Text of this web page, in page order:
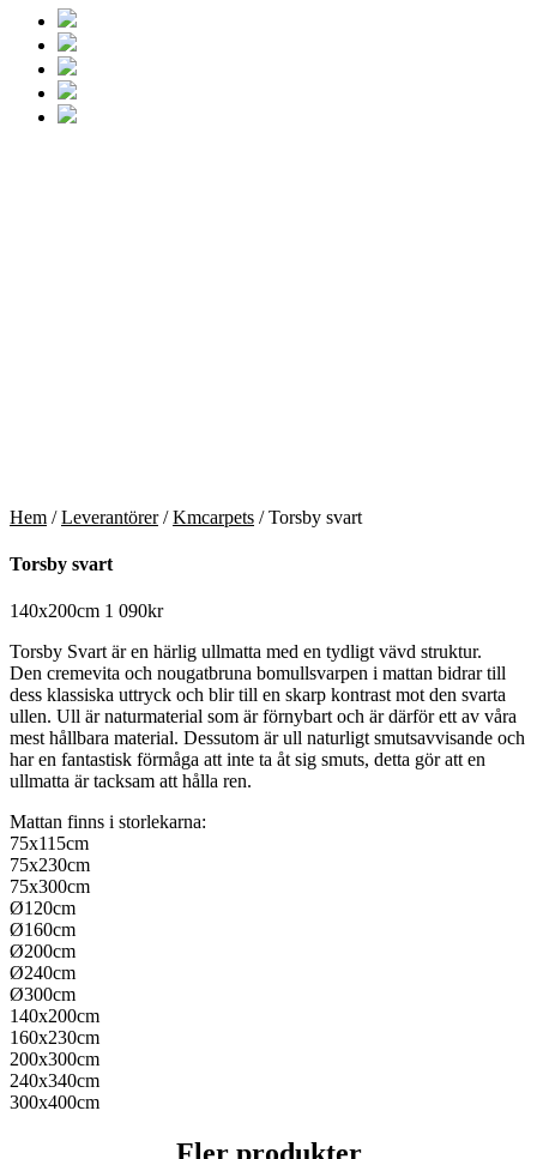
Hem /Leverantörer/Kmcarpets / Torsby svart
Torsby svart
140x200cm 1 090kr
Torsby Svart är en härlig ullmatta med en tydligt vävd struktur.
Den cremevita och nougatbruna bomullsvarpen i mattan bidrar till
dess klassiska uttryck och blir till en skarp kontrast mot den svarta
ullen. Ull är naturmaterial som är förnybart och är därför ett av våra
mest hållbara material. Dessutom är ull naturligt smutsavvisande och
har en fantastisk förmåga att inte ta åt sig smuts, detta gör att en
ullmatta är tacksam att hålla ren.
Mattan finns i storlekarna:
75x115cm
75x230cm
75x300cm
Ø120cm
Ø160cm
Ø200cm
Ø240cm
Ø300cm
140x200cm
160x230cm
200x300cm
240x340cm
300x400cm